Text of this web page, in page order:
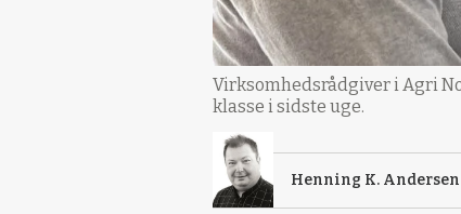
Virksomhedsrådgiver i Agri
klasse i sidste uge.
Henning K. Andersen